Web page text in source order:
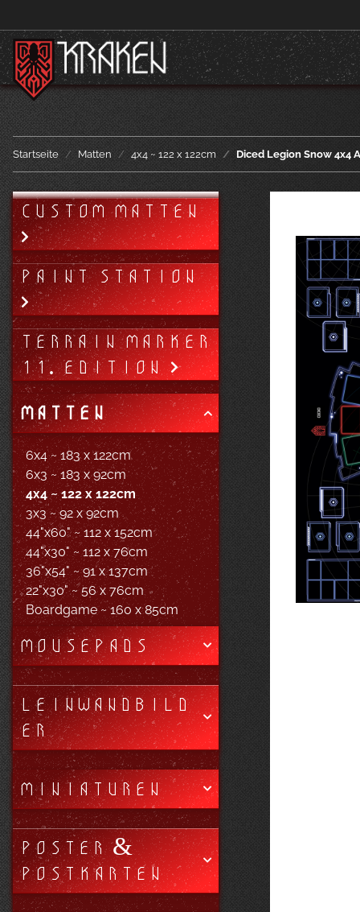
Startseite Matten 4x4 ~ 122 x 122cm Diced Legion Snow 4x4 A
CUSTOM MATTEN
PAINT STATION
TERRAIN MARKER
11. EDITION
MATTEN
6x4 ~ 183 x 122cm
6x3 ~ 183 x 92cm
4x4 ~ 122 x 122cm
3x3 ~ 92 x 92cm
44"x60" ~ 112 x 152cm
44"x30" ~ 112 x 76cm
36"x54" ~ 91 x 137cm
22"x30" ~ 56 x 76cm
Boardgame ~ 160 x 85cm
MOUSEPADS
LEINWANDBILD
ER
MINIATUREN
POSTER &
POSTKARTEN